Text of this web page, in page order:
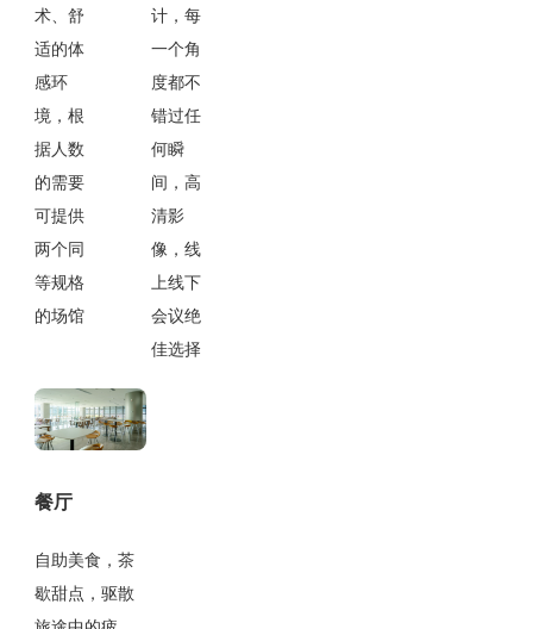
术、舒
适的体
感环
境，根
据人数
的需要
可提供
两个同
等规格
的场馆
计，每
一个角
度都不
错过任
何瞬
间，高
清影
像，线
上线下
会议绝
佳选择
餐厅
自助美食，茶
歇甜点，驱散